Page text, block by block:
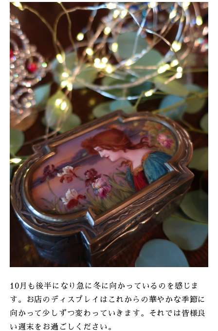
10月も後半になり急に冬に向かっているのを感じま
す。お店のディスプレイはこれからの華やかな季節に
向かって少しずつ変わっていきます。それでは皆様良
い週末をお過ごしください。